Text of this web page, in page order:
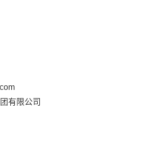
有限公司